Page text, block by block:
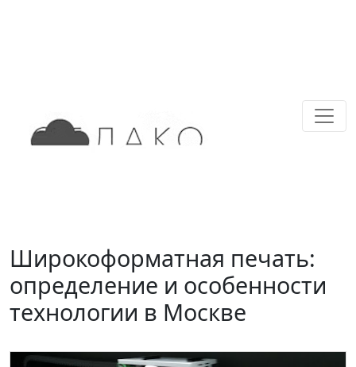
Широкоформатная печать:
определение и особенности
технологии в Москве